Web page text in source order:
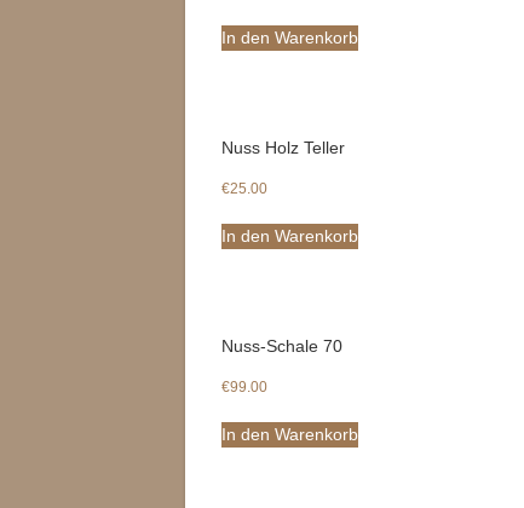
In den Warenkorb
Nuss Holz Teller
€25.00
In den Warenkorb
Nuss-Schale 70
€99.00
In den Warenkorb